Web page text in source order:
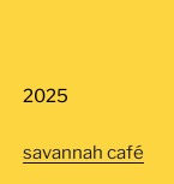
2025
savannah café